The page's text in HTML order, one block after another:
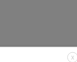
X